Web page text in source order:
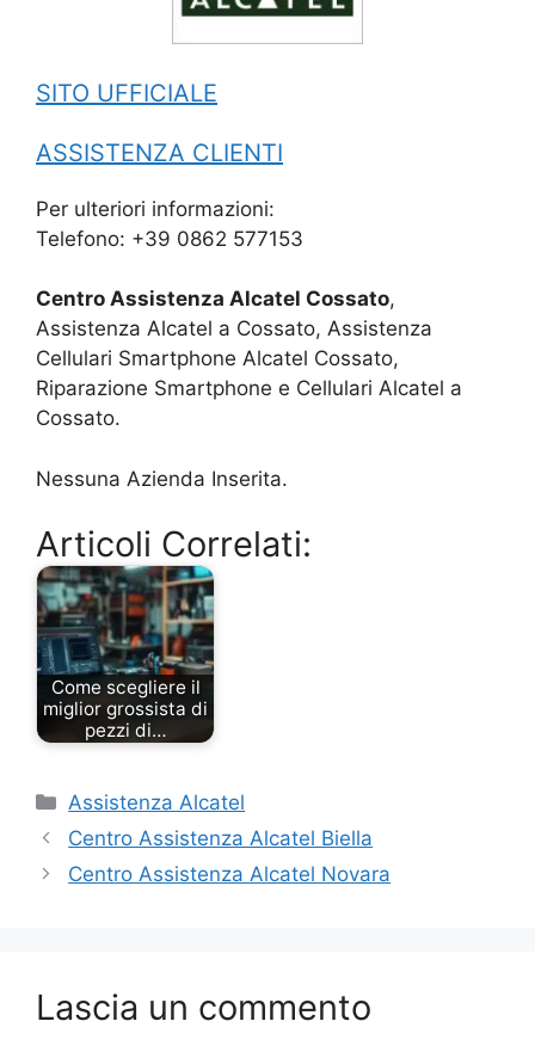
SITO UFFICIALE
ASSISTENZA CLIENTI
Per ulteriori informazioni:
Telefono: +39 0862 577153
Centro Assistenza Alcatel Cossato,
Assistenza Alcatel a Cossato, Assistenza
Cellulari Smartphone Alcatel Cossato,
Riparazione Smartphone e Cellulari Alcatel a
Cossato.
Nessuna Azienda Inserita.
Articoli Correlati:
Come scegliere il
miglior grossista di
pezzi di…
Categorie
Assistenza Alcatel
Centro Assistenza Alcatel Biella
Centro Assistenza Alcatel Novara
Lascia un commento